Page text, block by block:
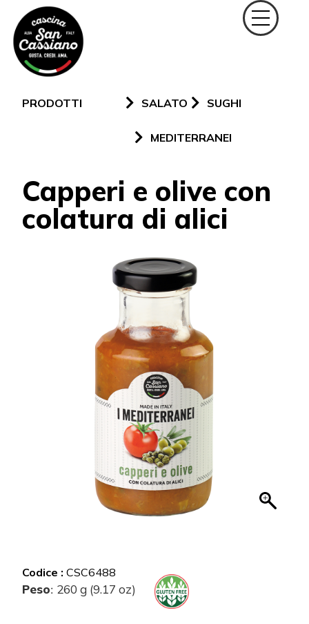
PRODOTTI SALATO SUGHI
MEDITERRANEI
Capperi e olive con
colatura di alici
Codice : CSC6488
Peso: 260 g (9.17 oz)